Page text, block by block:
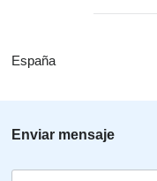
España
Enviar mensaje